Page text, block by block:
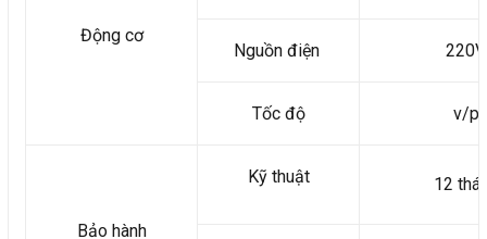
Động cơ
Nguồn điện 220V
Tốc độ v/p
Bảo hành
Kỹ thuật 12